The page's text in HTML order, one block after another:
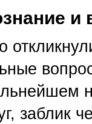
заблик